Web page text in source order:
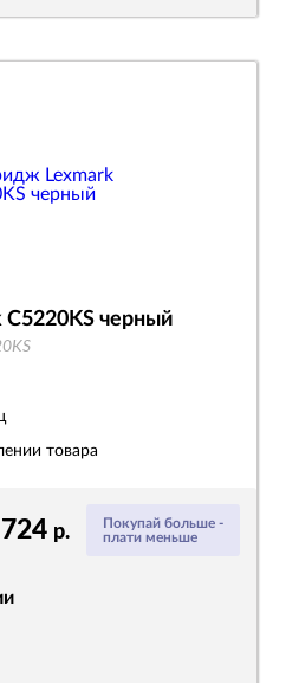
Покупай больше -
плати меньше
р.
черный
товара